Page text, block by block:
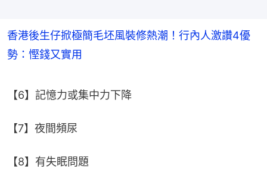
香港後生仔掀極簡毛坯風裝修熱潮！行內人激讚4優
勢：慳錢又實用
【6】記憶力或集中力下降
【7】夜間頻尿
【8】有失眠問題